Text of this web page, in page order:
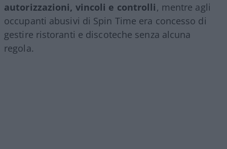
autorizzazioni, vincoli e controlli, mentre agli
occupanti abusivi di Spin Time era concesso di
gestire ristoranti e discoteche senza alcuna
regola.